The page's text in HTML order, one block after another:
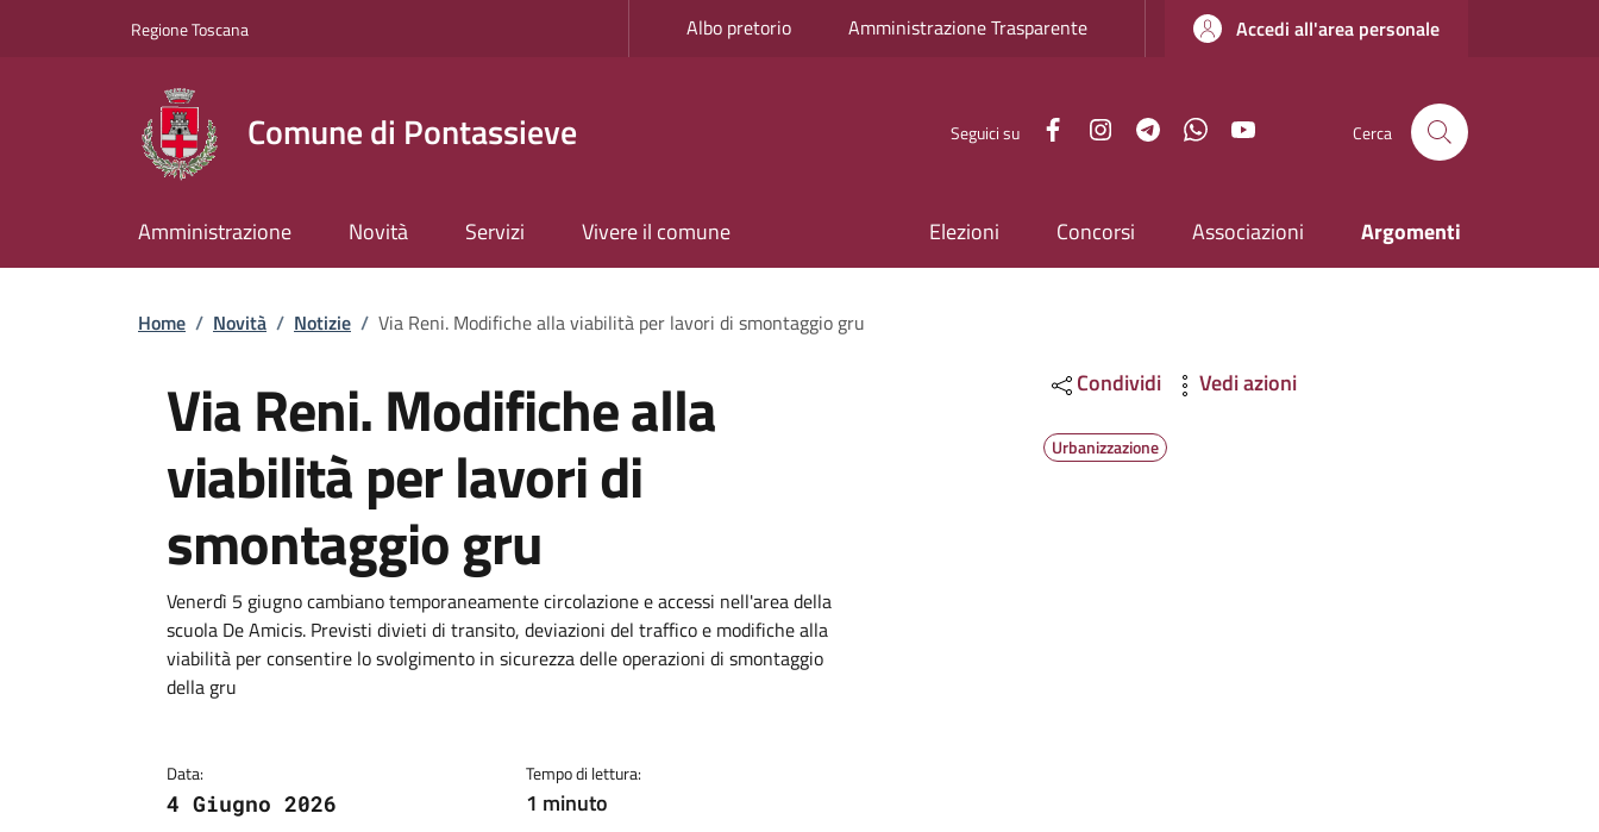
Regione ToscanaSlim top Albo pretorio Amministrazione Trasparente Accedi all'area personale
Comune di Pontassieve Seguici su FacebookInstagramTelegramWhatsApp Cerca
Amministrazione Novità Servizi Vivere il comune Elezioni Concorsi Associazioni Argomenti
Briciole di pane
Home / Novità / Notizie / Via Reni. Modifiche alla viabilità per lavori di smontaggio gru
Via Reni. Modifiche alla
viabilità per lavori di
smontaggio gru
Dettagli
Descrizione breve
Venerdì 5 giugno cambiano temporaneamente circolazione e accessi nell'area della
scuola De Amicis. Previsti divieti di transito, deviazioni del traffico e modifiche alla
viabilità per consentire lo svolgimento in sicurezza delle operazioni di smontaggio
della gru
Data:
4 Giugno 2026
Tempo di lettura:
1 minuto
Condividi Vedi azioni
Urbanizzazione